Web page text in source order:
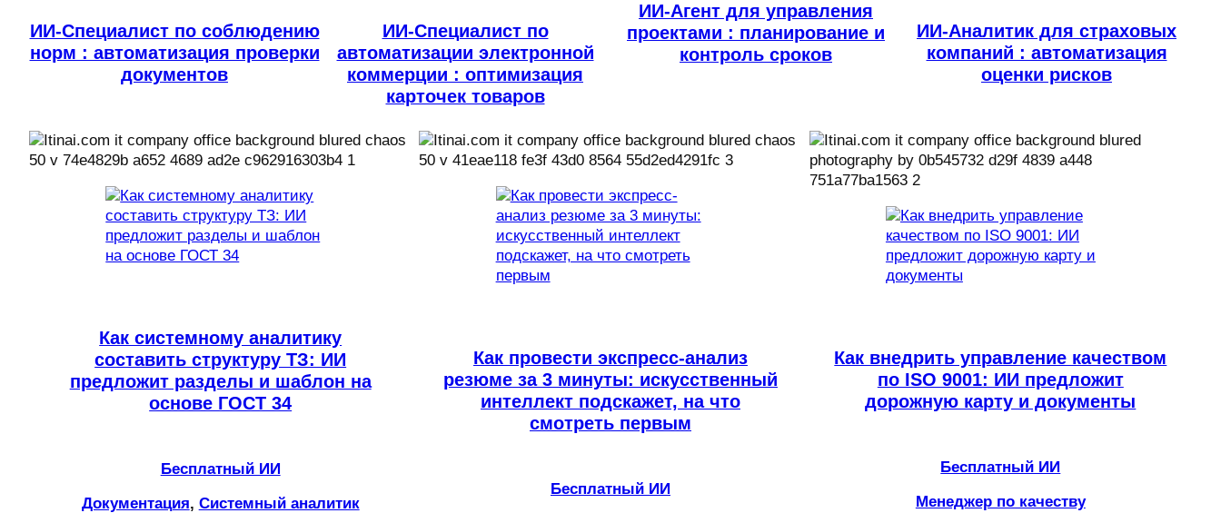
ИИ-Специалист по соблюдению
норм : автоматизация проверки
документов
ИИ-Специалист по
автоматизации электронной
коммерции : оптимизация
карточек товаров
ИИ-Агент для управления
проектами : планирование и
контроль сроков
ИИ-Аналитик для страховых
компаний : автоматизация
оценки рисков
Как системному аналитику
составить структуру ТЗ: ИИ
предложит разделы и шаблон на
основе ГОСТ 34
Бесплатный ИИ
Документация, Системный аналитик
Как провести экспресс-анализ
резюме за 3 минуты: искусственный
интеллект подскажет, на что
смотреть первым
Бесплатный ИИ
Как внедрить управление качеством
по ISO 9001: ИИ предложит
дорожную карту и документы
Бесплатный ИИ
Менеджер по качеству